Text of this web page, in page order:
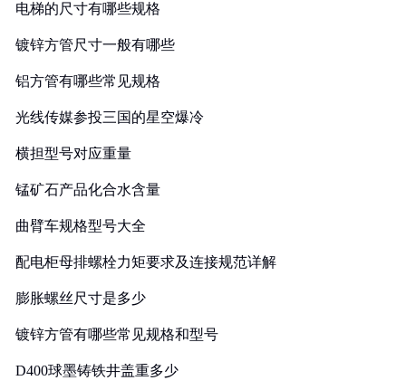
电梯的尺寸有哪些规格
镀锌方管尺寸一般有哪些
铝方管有哪些常见规格
光线传媒参投三国的星空爆冷
横担型号对应重量
锰矿石产品化合水含量
曲臂车规格型号大全
配电柜母排螺栓力矩要求及连接规范详解
膨胀螺丝尺寸是多少
镀锌方管有哪些常见规格和型号
D400球墨铸铁井盖重多少